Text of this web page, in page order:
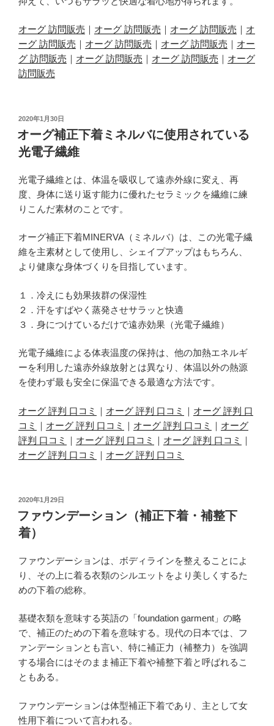
オーグ 訪問販売 ｜ オーグ 訪問販売 ｜ オーグ 訪問販売 ｜ オ
ーグ 訪問販売 ｜ オーグ 訪問販売 ｜ オーグ 訪問販売 ｜ オー
グ 訪問販売 ｜ オーグ 訪問販売 ｜ オーグ 訪問販売 ｜ オーグ
訪問販売
投
稿
日:
2020年1月30日
オーグ補正下着ミネルバに使用されている
光電子繊維
光電子繊維とは、体温を吸収して遠赤外線に変え、再
度、身体に送り返す能力に優れたセラミックを繊維に練
りこんだ素材のことです。
オーグ補正下着MINERVA（ミネルバ）は、この光電子繊
維を主素材として使用し、シェイプアップはもちろん、
より健康な身体づくりを目指しています。
１．冷えにも効果抜群の保湿性
２．汗をすばやく蒸発させサラッと快適
３．身につけているだけで遠赤効果（光電子繊維）
光電子繊維による体表温度の保持は、他の加熱エネルギ
ーを利用した遠赤外線放射とは異なり、体温以外の熱源
を使わず最も安全に保温できる最適な方法です。
オーグ 評判 口コミ ｜ オーグ 評判 口コミ ｜ オーグ 評判 口
コミ
｜ オーグ 評判 口コミ ｜ オーグ 評判 口コミ ｜ オーグ
評判 口コミ
｜ オーグ 評判 口コミ ｜ オーグ 評判 口コミ
｜
オーグ 評判 口コミ
｜ オーグ 評判 口コミ
投
稿
日:
2020年1月29日
ファウンデーション（補正下着・補整下
着）
ファウンデーションは、ボディラインを整えることによ
り、その上に着る衣類のシルエットをより美しくするた
めの下着の総称。
基礎衣類を意味する英語の「foundation garment」の略
で、補正のための下着を意味する。現代の日本では、フ
ァンデーションとも言い、特に補正力（補整力）を強調
する場合にはそのまま補正下着や補整下着と呼ばれるこ
ともある。
ファウンデーションは体型補正下着であり、主として女
性用下着について言われる。